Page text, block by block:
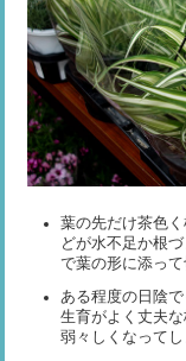
葉の先だけ茶色
どが水不足か根
で葉の形に添って
ある程度の日陰
生育がよく丈夫
弱々しくなってし